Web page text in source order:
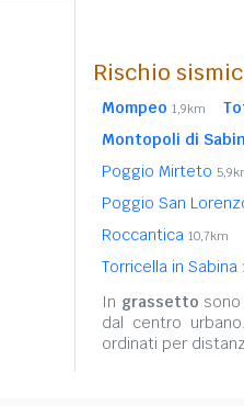
Rischio
Mompeo 1,9km
Montopoli di
Poggio Mirteto
Poggio San
Roccantica 10,7km
Torricella in Sabina
In grassetto
dal centro
ordinati per